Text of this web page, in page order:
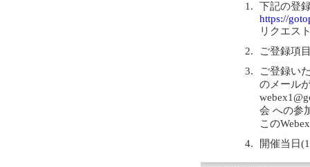
下記の登
https://
リクエス
ご登録項
ご登録い
のメール
会 への参
この
開催当日